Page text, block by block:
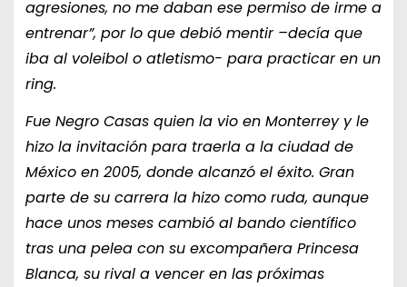
agresiones, no me daban ese permiso de irme a
entrenar”, por lo que debió mentir –decía que
iba al voleibol o atletismo- para practicar en un
ring.
Fue Negro Casas quien la vio en Monterrey y le
hizo la invitación para traerla a la ciudad de
México en 2005, donde alcanzó el éxito. Gran
parte de su carrera la hizo como ruda, aunque
hace unos meses cambió al bando científico
tras una pelea con su excompañera Princesa
Blanca, su rival a vencer en las próximas